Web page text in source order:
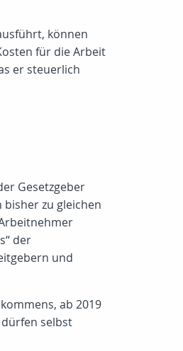
können
für die Arbeit
er steuerlich
Gesetzgeber
zu gleichen
der
und
ab 2019
selbst